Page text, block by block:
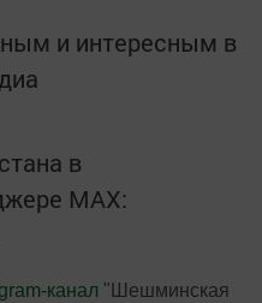
и интересным в
в
MАХ:
канал "Шешминская